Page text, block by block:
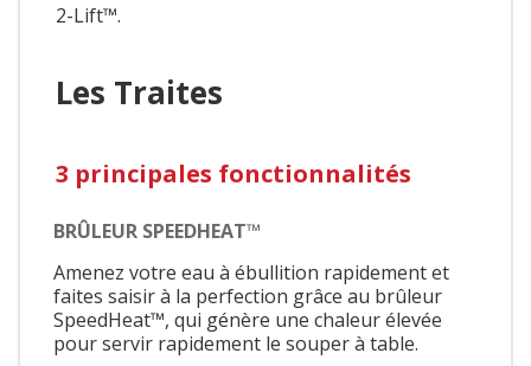
2-Lift™.
Les Traites
3 principales fonctionnalités
BRÛLEUR SPEEDHEAT™
Amenez votre eau à ébullition rapidement et
faites saisir à la perfection grâce au brûleur
SpeedHeat™, qui génère une chaleur élevée
pour servir rapidement le souper à table.